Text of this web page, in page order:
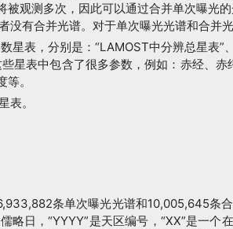
观测多次，因此可以通过合并单次曝光
没有合并光谱。对于单次曝光光谱和合并
表，分别是：“LAMOST中分辨总星表”
星表中包含了很多参数，例如：赤经、
。
表。
条单次曝光光谱和10,005,645条
略日，“YYYY”是天区编号，“XX”是一